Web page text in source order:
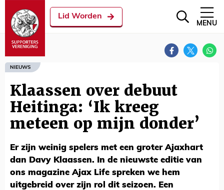
Lid Worden
MENU
NIEUWS
Klaassen over debuut
Heitinga: ‘Ik kreeg
meteen op mijn donder’
Er zijn weinig spelers met een groter Ajaxhart
dan Davy Klaassen. In de nieuwste editie van
ons magazine Ajax Life spreken we hem
uitgebreid over zijn rol dit seizoen. Een